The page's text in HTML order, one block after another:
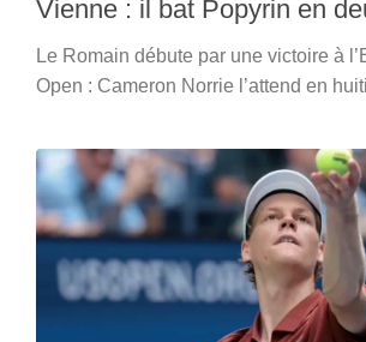
Vienne : il bat Popyrin en
Le Romain débute par une victoire à
Open : Cameron Norrie l’attend en